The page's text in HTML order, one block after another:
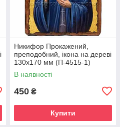
Никифор Прокажений,
преподобний, ікона на дереві
130х170 мм (П-4515-1)
В наявності
450 ₴
Купити